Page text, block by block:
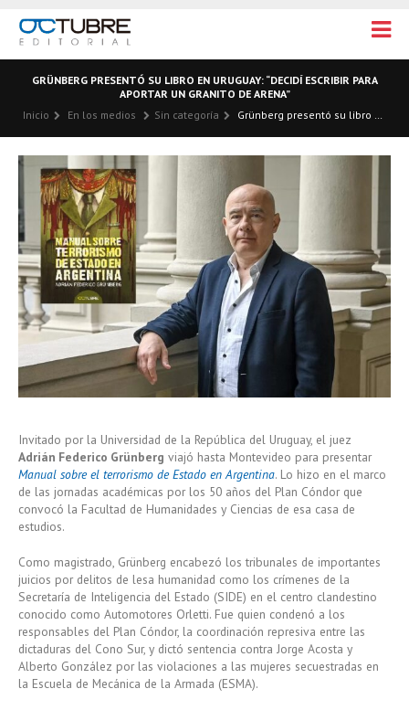
GRÜNBERG PRESENTÓ SU LIBRO EN URUGUAY: “DECIDÍ ESCRIBIR PARA
APORTAR UN GRANITO DE ARENA”
Inicio
En los medios Sin categoría Grünberg presentó su libro en Uruguay: “Decidí escribir para aportar un granito de arena”
Invitado por la Universidad de la República del Uruguay, el juez
Adrián Federico Grünberg viajó hasta Montevideo para presentar
Manual sobre el terrorismo de Estado en Argentina. Lo hizo en el marco
de las jornadas académicas por los 50 años del Plan Cóndor que
convocó la Facultad de Humanidades y Ciencias de esa casa de
estudios.
Como magistrado, Grünberg encabezó los tribunales de importantes
juicios por delitos de lesa humanidad como los crímenes de la
Secretaría de Inteligencia del Estado (SIDE) en el centro clandestino
conocido como Automotores Orletti. Fue quien condenó a los
responsables del Plan Cóndor, la coordinación represiva entre las
dictaduras del Cono Sur, y dictó sentencia contra Jorge Acosta y
Alberto González por las violaciones a las mujeres secuestradas en
la Escuela de Mecánica de la Armada (ESMA).